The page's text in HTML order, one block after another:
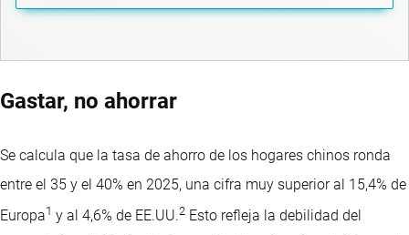
Gastar, no ahorrar
Se calcula que la tasa de ahorro de los hogares chinos ronda
entre el 35 y el 40% en 2025, una cifra muy superior al 15,4% de
Europa1 y al 4,6% de EE.UU.2 Esto refleja la debilidad del